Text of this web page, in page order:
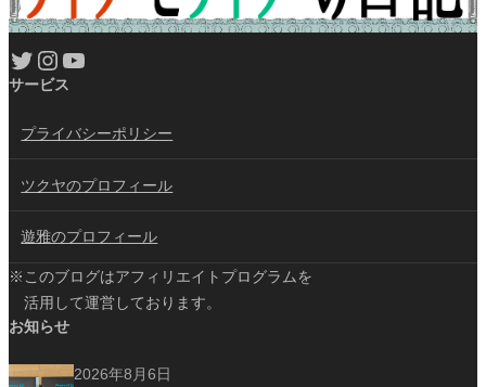
Twitter Instagram YouTube
サービス
プライバシーポリシー
ツクヤのプロフィール
遊雅のプロフィール
※このブログはアフィリエイトプログラムを
活用して運営しております。
お知らせ
2026年8月6日